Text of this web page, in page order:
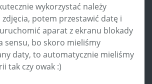
wykorzystać należy
potem przestawić datę i
aparat z ekranu blokady
sensu, bo skoro mieliśmy
daty, to automatycznie mieliśmy
tak czy owak :)